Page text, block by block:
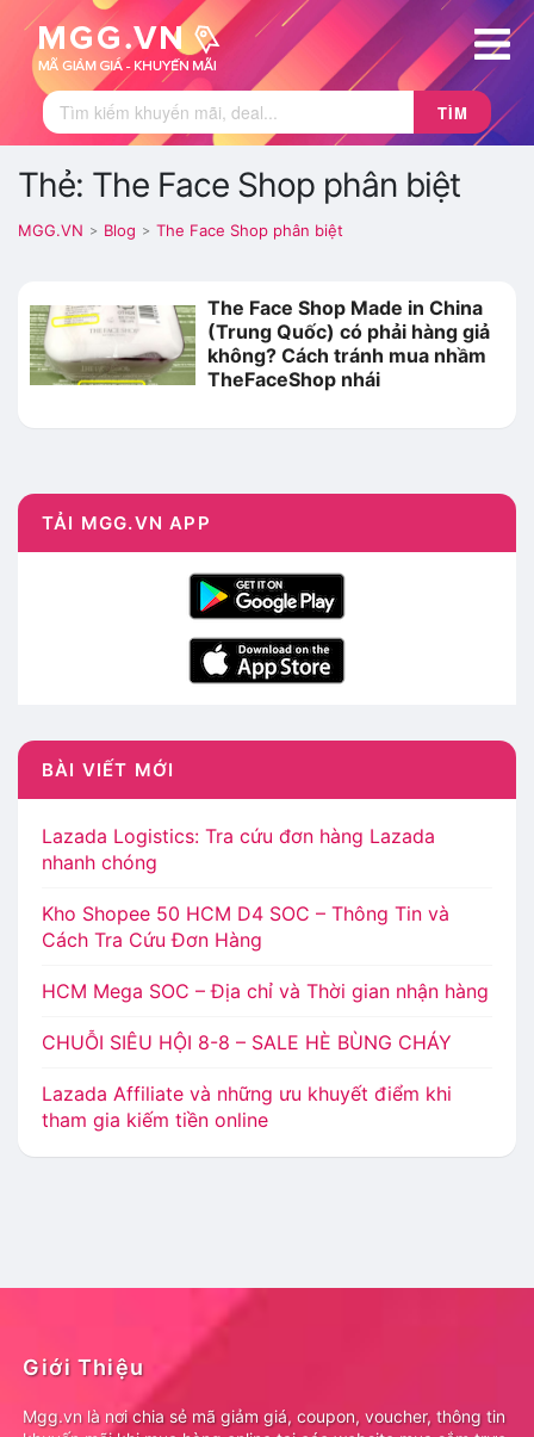
TÌM
Thẻ: The Face Shop phân biệt
MGG.VN > Blog > The Face Shop phân biệt
The Face Shop Made in China
(Trung Quốc) có phải hàng giả
không? Cách tránh mua nhầm
TheFaceShop nhái
TẢI MGG.VN APP
BÀI VIẾT MỚI
Lazada Logistics: Tra cứu đơn hàng Lazada
nhanh chóng
Kho Shopee 50 HCM D4 SOC – Thông Tin và
Cách Tra Cứu Đơn Hàng
HCM Mega SOC – Địa chỉ và Thời gian nhận hàng
CHUỖI SIÊU HỘI 8-8 – SALE HÈ BÙNG CHÁY
Lazada Affiliate và những ưu khuyết điểm khi
tham gia kiếm tiền online
Giới Thiệu
Mgg.vn là nơi chia sẻ mã giảm giá, coupon, voucher, thông tin